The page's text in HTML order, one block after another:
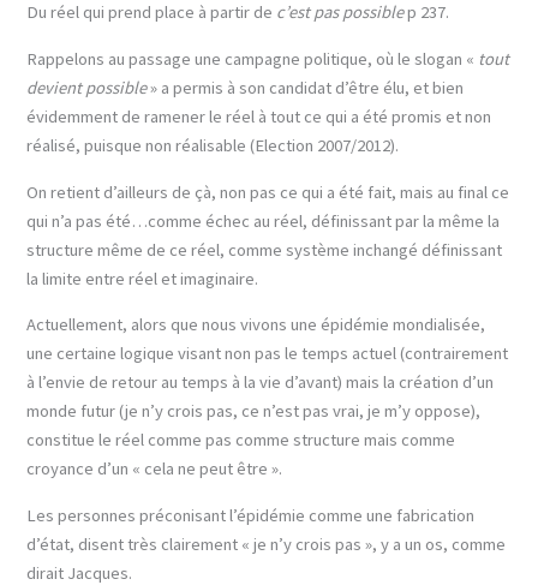
Du réel qui prend place à partir de c’est pas possiblep 237.
Rappelons au passage une campagne politique, où le slogan « tout
devient possible» a permis à son candidat d’être élu, et bien
évidemment de ramener le réel à tout ce qui a été promis et non
réalisé, puisque non réalisable (Election 2007/2012).
On retient d’ailleurs de çà, non pas ce qui a été fait, mais au final ce
qui n’a pas été…comme échec au réel, définissant par la même la
structure même de ce réel, comme système inchangé définissant
la limite entre réel et imaginaire.
Actuellement, alors que nous vivons une épidémie mondialisée,
une certaine logique visant non pas le temps actuel (contrairement
à l’envie de retour au temps à la vie d’avant) mais la création d’un
monde futur (je n’y crois pas, ce n’est pas vrai, je m’y oppose),
constitue le réel comme pas comme structure mais comme
croyance d’un « cela ne peut être ».
Les personnes préconisant l’épidémie comme une fabrication
d’état, disent très clairement « je n’y crois pas », y a un os, comme
dirait Jacques.